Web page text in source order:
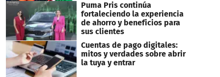
Puma Pris continúa
fortaleciendo la experiencia
de ahorro y beneficios para
sus clientes
Cuentas de pago digitales:
mitos y verdades sobre abrir
la tuya y entrar